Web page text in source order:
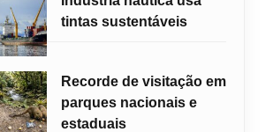
tintas sustentáveis
Recorde de visitação em
parques nacionais e
estaduais